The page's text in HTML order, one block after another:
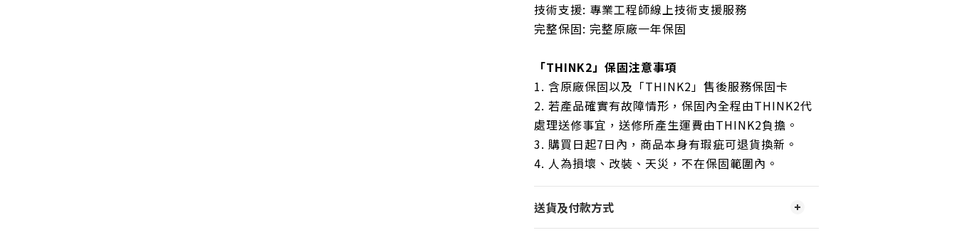
技術支援: 專業工程師線上技術支援服務
完整保固: 完整原廠一年保固
「THINK2」保固注意事項
1. 含原廠保固以及「THINK2」售後服務保固卡
2. 若產品確實有故障情形，保固內全程由THINK2代
處理送修事宜，送修所產生運費由THINK2負擔。
3. 購買日起7日內，商品本身有瑕疵可退貨換新。
4. 人為損壞、改裝、天災，不在保固範圍內。
送貨及付款方式